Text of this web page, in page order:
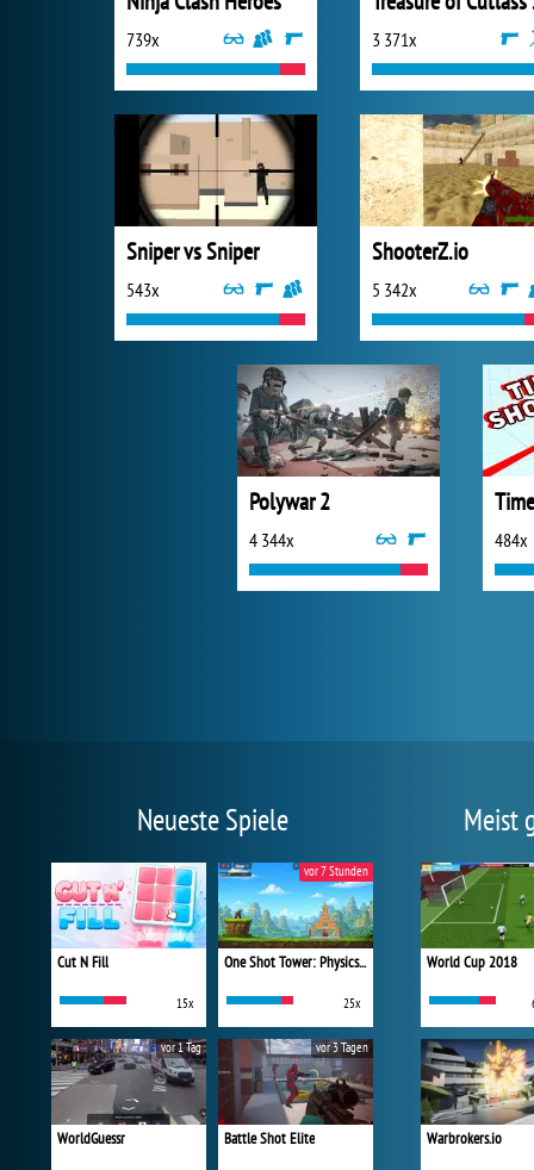
739x 3 371x
Sniper vs Sniper
543x
ShooterZ.io
5 342x
Polywar 2
4 344x 484x
Neueste Spiele
Cut N Fill
15x
One Shot Tower: Physics Destroyer
25x
vor 7 Stunden
WorldGuessr
vor 1 Tag
Battle Shot Elite
vor 3 Tagen
Meist
World Cup 2018
Warbrokers.io